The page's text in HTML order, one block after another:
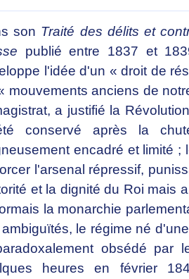
son Traité des délits et
publié entre 1837 et
l'idée d'un « droit de
mouvements anciens de
a justifié la
conservé après la
encadré et limité
l'arsenal répressif,
et la dignité du Roi mais
la monarchie
le régime né
obsédé par
heures en février